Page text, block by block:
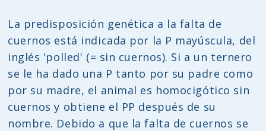
La predisposición genética a la falta de
cuernos está indicada por la P mayúscula, del
inglés 'polled' (= sin cuernos). Si a un ternero
se le ha dado una P tanto por su padre como
por su madre, el animal es homocigótico sin
cuernos y obtiene el PP después de su
nombre. Debido a que la falta de cuernos se